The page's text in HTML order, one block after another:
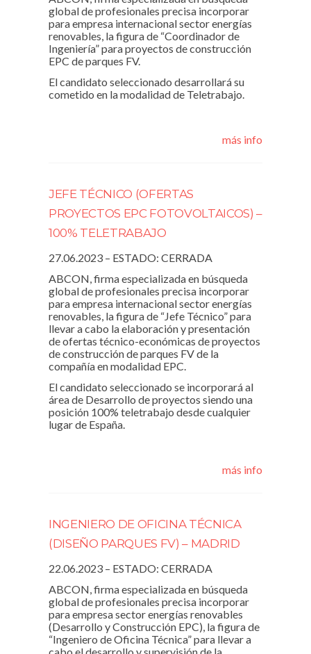
global de profesionales precisa incorporar
para empresa internacional sector energías
renovables, la figura de “Coordinador de
Ingeniería” para proyectos de construcción
EPC de parques FV.
El candidato seleccionado desarrollará su
cometido en la modalidad de Teletrabajo.
más info
JEFE TÉCNICO (OFERTAS
PROYECTOS EPC FOTOVOLTAICOS) –
100% TELETRABAJO
27.06.2023 – ESTADO: CERRADA
ABCON, firma especializada en búsqueda
global de profesionales precisa incorporar
para empresa internacional sector energías
renovables, la figura de “Jefe Técnico” para
llevar a cabo la elaboración y presentación
de ofertas técnico-económicas de proyectos
de construcción de parques FV de la
compañía en modalidad EPC.
El candidato seleccionado se incorporará al
área de Desarrollo de proyectos siendo una
posición 100% teletrabajo desde cualquier
lugar de España.
más info
INGENIERO DE OFICINA TÉCNICA
(DISEÑO PARQUES FV) – MADRID
22.06.2023 – ESTADO: CERRADA
ABCON, firma especializada en búsqueda
global de profesionales precisa incorporar
para empresa sector energías renovables
(Desarrollo y Construcción EPC), la figura de
“Ingeniero de Oficina Técnica” para llevar a